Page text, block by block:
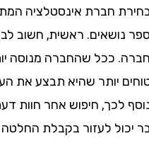
חברת אינסטלציה המתאימה
ראשית, חשוב לברר על
ככל שהחברה מנוסה יותר
יותר שהיא תבצע את
חיפוש אחר חוות דעת
לעזור בקבלת החלטה